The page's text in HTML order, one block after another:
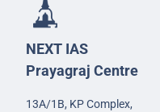
NEXT IAS
Prayagraj Centre
13A/1B, KP Complex,